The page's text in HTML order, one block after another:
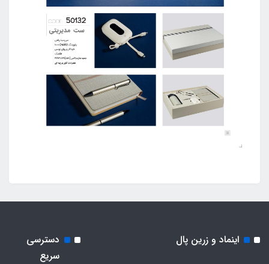
اینماد و زرین پال
دسترسی
سریع